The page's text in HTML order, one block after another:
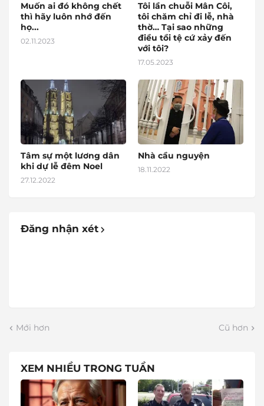
Muốn ai đó không chết
thì hãy luôn nhớ đến
họ...
02.11.2023
Tôi lần chuỗi Mân Côi,
tôi chăm chỉ đi lễ, nhà
thờ… Tại sao những
điều tồi tệ cứ xảy đến
với tôi?
17.05.2023
Tâm sự một lương dân
khi dự lễ đêm Noel
27.12.2022
Nhà cầu nguyện
18.11.2022
Đăng nhận xét
Mới hơn Cũ hơn
XEM NHIỀU TRONG TUẦN